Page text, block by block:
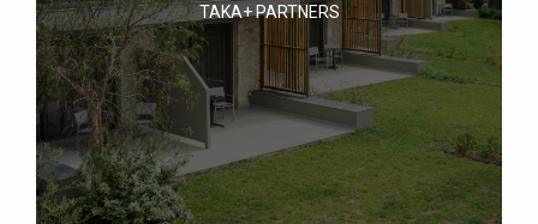
TAKA+ PARTNERS